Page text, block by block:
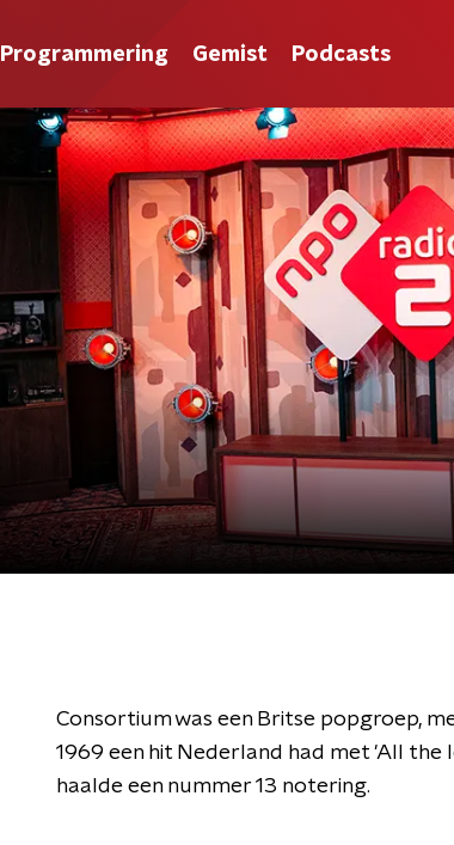
Programmering Gemist Podcasts
Consortium was een Britse popgroep,
1969 een hit Nederland had met 'All the
haalde een nummer 13 notering.